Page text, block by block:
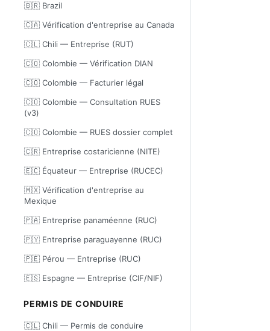
🇧🇷 Brazil
🇨🇦 Vérification d'entreprise au Canada
🇨🇱 Chili — Entreprise (RUT)
🇨🇴 Colombie — Vérification DIAN
🇨🇴 Colombie — Facturier légal
🇨🇴 Colombie — Consultation RUES
(v3)
🇨🇴 Colombie — RUES dossier complet
🇨🇷 Entreprise costaricienne (NITE)
🇪🇨 Équateur — Entreprise (RUCEC)
🇲🇽 Vérification d'entreprise au
Mexique
🇵🇦 Entreprise panaméenne (RUC)
🇵🇾 Entreprise paraguayenne (RUC)
🇵🇪 Pérou — Entreprise (RUC)
🇪🇸 Espagne — Entreprise (CIF/NIF)
PERMIS DE CONDUIRE
🇨🇱 Chili — Permis de conduire